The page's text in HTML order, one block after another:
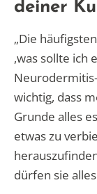
deiner
„Die
,was sollte ich
wichtig, dass
Grunde alles
etwas zu
dürfen sie